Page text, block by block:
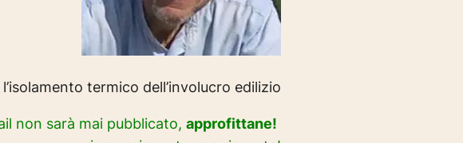
termico dell’involucro edilizio
non sarà mai pubblicato, approfittane!